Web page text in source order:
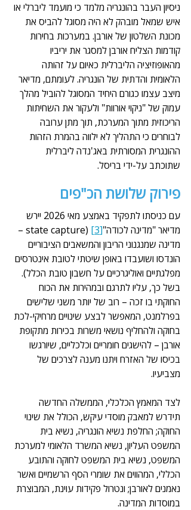
ניסיון העבר בהונגריה מלמד כי מועמד ליברלי או
איש שמאל מובהק לא היה מסוגל להביס את
מכונת השלטון של אורבן. במערכות בחירות
קודמות הצליח אורבן למסגר את יריביו
מהאופוזיציה הליברלית כאיום על זהותה
הלאומית והדתית של הונגריה. לעומתם, מדיאר
מיצב עצמו כגורם היחיד המסוגל להוביל מהלך
עמוק של "ניקוי אורוות" ולעקור את השחיתות
הריכוזית מתוך המערכת, תוך מתן ערובה
לבוחרים כי התהליך לא ילווה בהמרת הזהות
ההונגרית המסורתית באג'נדה ליברלית
שתוכתב על-ידי בריסל.
פירוק שלושת הכ"פים
עם כניסתו לתפקיד באמצע מאי 2026 יירש
מדיאר "מדינה לכודה"[3]
(state capture –
מדינה שמנגנוני הריבון והמשאבים הציבוריים
הונדסו ושועבדו באופן שיטתי לטובת אינטרסים
מפלגתיים ואוליגרכיים על חשבון טובת הכלל).
בשל כך, עליו לתרגם ובמהירות את הכוח
החוקתי בו זכה – רוב של יותר משני שלישים
בפרלמנט, המאפשר לבצע שינויים מרחיקי-לכת
בחוקה ולהחליף נושאי משרות בכירות מתקופת
אורבן – להישגים חומריים וכלכליים, שיורגשו
בכיסו של האזרח ויתנו מענה לצרכים של
מצביעיו.
לצד המאמץ הכלכלי, הממשלה החדשה
תידרש למאבק מוסדי עיקש, הכולל את שינוי
החוקה; החלפת נשיא הונגריה, נשיא בית
המשפט העליון, נשיא המשרד הלאומי למערכת
המשפט, נשיא בית המשפט לחוקה והתובע
הכללי, המהווים את שומרי הסף הרשמיים ואשר
נאמנים לאורבן; ונטרול פקידות עוינת, המבוצרת
במוסדות המדינה.